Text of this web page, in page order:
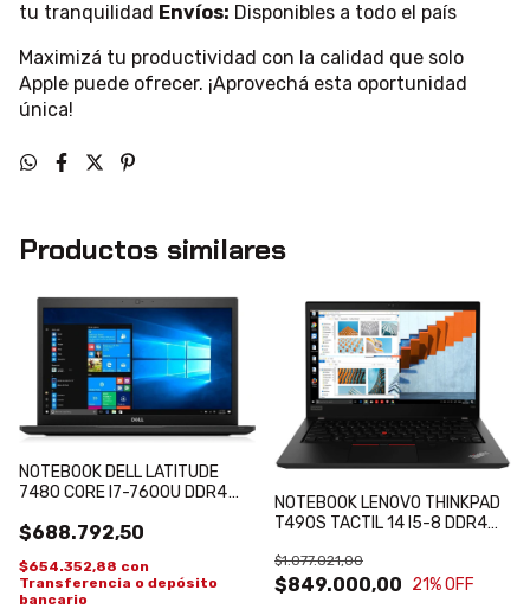
tu tranquilidad Envíos: Disponibles a todo el país
Maximizá tu productividad con la calidad que solo
Apple puede ofrecer. ¡Aprovechá esta oportunidad
única!
Productos similares
NOTEBOOK DELL LATITUDE
7480 CORE I7-7600U DDR4
REACONDICIONADA
$688.792,50
$654.352,88 con
Transferencia o depósito
bancario
NOTEBOOK LENOVO THINKPAD
T490S TACTIL 14 I5-8 DDR4
REACONDICIONADA WIN 11 PRO
$849.000,00
$1.077.021,00
21% OFF